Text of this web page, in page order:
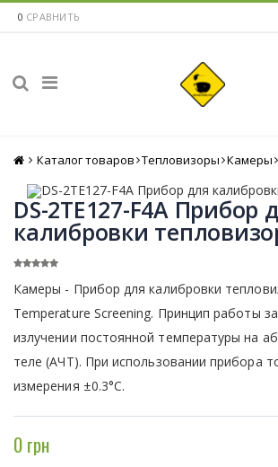
0 СРАВНИТЬ
Главная
Каталог товаров Тепловизоры Камеры
DS-2TE127-F4A Прибор
калибровки
Камеры - Прибор для калибровки
Temperature Screening. Принцип работы
излучении постоянной температуры на
теле (АЧТ). При использовании прибора
измерения ±0.3°C.
0 грн